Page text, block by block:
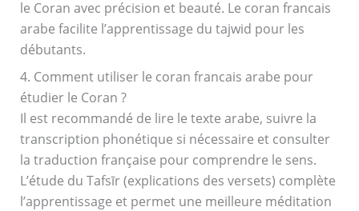
le Coran avec précision et beauté. Le coran francais
arabe facilite l’apprentissage du tajwid pour les
débutants.
4. Comment utiliser le coran francais arabe pour
étudier le Coran ?
Il est recommandé de lire le texte arabe, suivre la
transcription phonétique si nécessaire et consulter
la traduction française pour comprendre le sens.
L’étude du Tafsīr (explications des versets) complète
l’apprentissage et permet une meilleure méditation